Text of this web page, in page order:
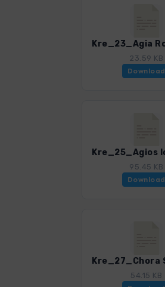
23.59 KB
Download
95.45 KB
Download
54.15 KB